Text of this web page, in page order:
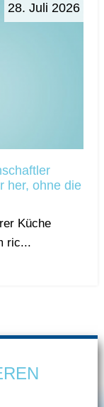
28. Juli 2026
her, ohne die
Küche
ric...